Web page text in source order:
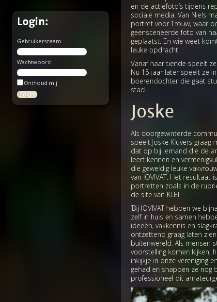
Login:
Gebruikersnaam
Wachtwoord
Onthoud mij
en de actiefoto’s tijdens
sociale media. Van Niels
portret voor Trouw, waar
geënsceneerde foto van
geplaatst. En wie weet
leuke opdracht!
Vanaf haar tiende speelt ze
Nu 15 jaar later speelt ze in
boerendochter die gaat
stad…
Joske
Als doorgewinterde
speelt Joske Kluvers graag
dat op bij iemand die de
leert kennen en
die geweldig leuke
van IOVIVAT. Het resultaat
portretten zoals in de
de site van KLEI.
‘Bij IOVIVAT hebben we
zelf in huis en samen
ideeën, vakkennis en
ontzettend graag laten
buitenwereld. Als mensen
voorstelling komen kijken,
inkijkje in onze vereniging
gehad en snappen ze nog
professioneel dit